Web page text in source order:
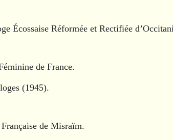
Écossaise Réformée et Rectifiée
de France.
(1945).
de Misraïm.